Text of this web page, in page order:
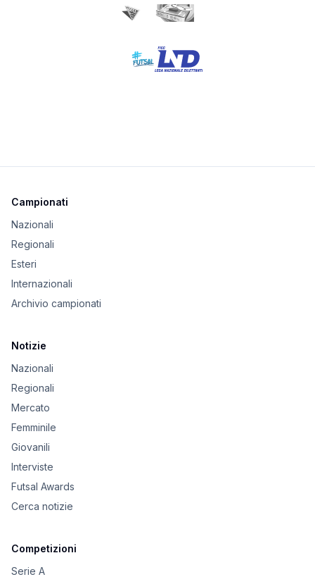
Campionati
Nazionali
Regionali
Esteri
Internazionali
Archivio campionati
Notizie
Nazionali
Regionali
Mercato
Femminile
Giovanili
Interviste
Futsal Awards
Cerca notizie
Competizioni
Serie A